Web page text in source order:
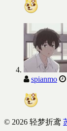
spianmo
© 2026 轻梦折鸢